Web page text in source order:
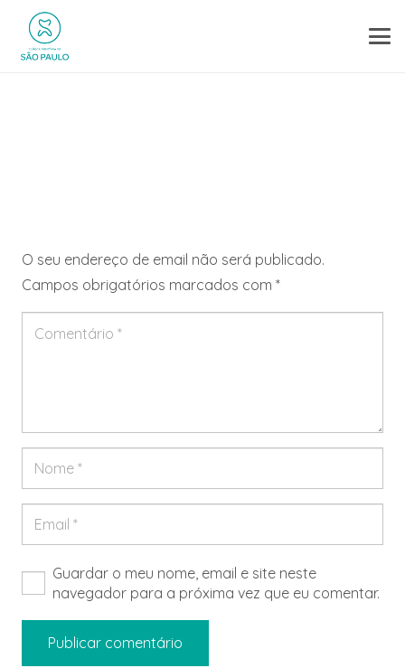
O seu endereço de email não será publicado.
Campos obrigatórios marcados com *
Guardar o meu nome, email e site neste
navegador para a próxima vez que eu comentar.
Publicar comentário